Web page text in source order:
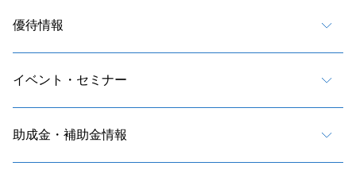
優待情報
イベント・セミナー
助成金・補助金情報